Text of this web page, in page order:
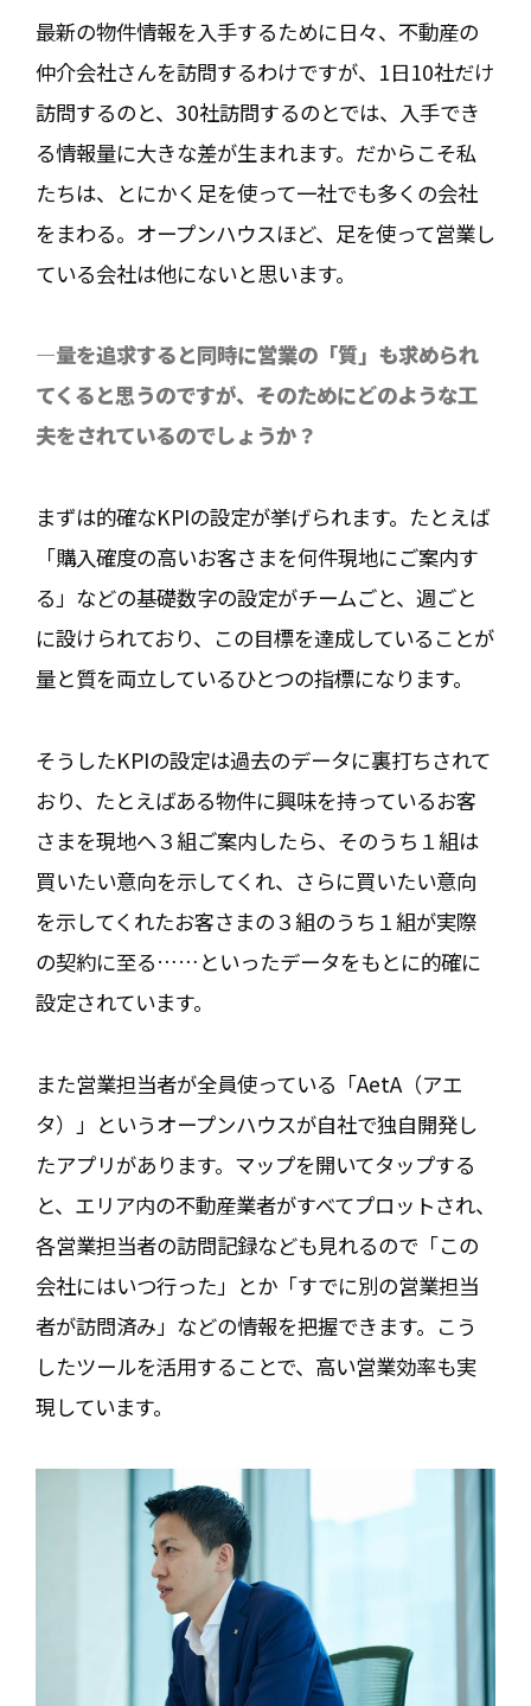
最新の物件情報を入手するために日々、不動産の
仲介会社さんを訪問するわけですが、1日10社だけ
訪問するのと、30社訪問するのとでは、入手でき
る情報量に大きな差が生まれます。だからこそ私
たちは、とにかく足を使って一社でも多くの会社
をまわる。オープンハウスほど、足を使って営業し
ている会社は他にないと思います。
―量を追求すると同時に営業の「質」も求められ
てくると思うのですが、そのためにどのような工
夫をされているのでしょうか？
まずは的確なKPIの設定が挙げられます。たとえば
「購入確度の高いお客さまを何件現地にご案内す
る」などの基礎数字の設定がチームごと、週ごと
に設けられており、この目標を達成していることが
量と質を両立しているひとつの指標になります。
そうしたKPIの設定は過去のデータに裏打ちされて
おり、たとえばある物件に興味を持っているお客
さまを現地へ３組ご案内したら、そのうち１組は
買いたい意向を示してくれ、さらに買いたい意向
を示してくれたお客さまの３組のうち１組が実際
の契約に至る……といったデータをもとに的確に
設定されています。
また営業担当者が全員使っている「AetA（アエ
タ）」というオープンハウスが自社で独自開発し
たアプリがあります。マップを開いてタップする
と、エリア内の不動産業者がすべてプロットされ、
各営業担当者の訪問記録なども見れるので「この
会社にはいつ行った」とか「すでに別の営業担当
者が訪問済み」などの情報を把握できます。こう
したツールを活用することで、高い営業効率も実
現しています。